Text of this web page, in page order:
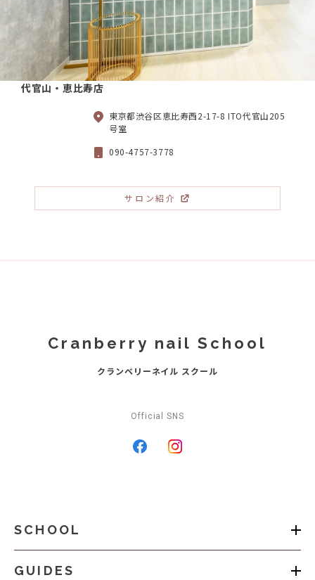
代官山・恵比寿店
東京都渋谷区恵比寿西2-17-8 ITO代官山205
号室
090-4757-3778
サロン紹介
Cranberry nail School
クランベリーネイル スクール
Official SNS
SCHOOL
GUIDES